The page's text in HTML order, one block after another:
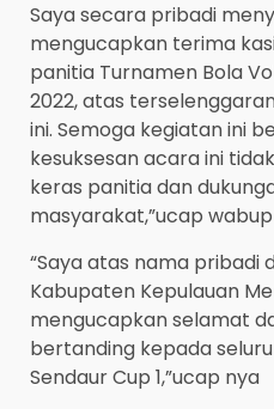
Saya secara pribadi
mengucapkan terima
panitia Turnamen Bola
2022, atas
ini. Semoga kegiatan ini
kesuksesan acara ini
keras panitia dan
masyarakat,”ucap wabup
“Saya atas nama pribadi
Kabupaten Kepulauan
mengucapkan selamat
bertanding kepada
Sendaur Cup 1,”ucap nya